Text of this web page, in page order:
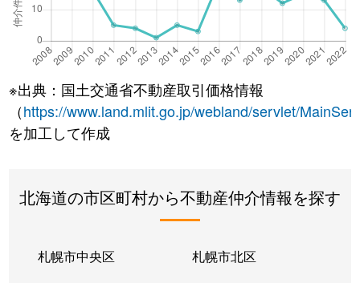
※出典：国土交通省不動産取引価格情報
（https://www.land.mlit.go.jp/webland/servlet/
を加工して作成
北海道の市区町村から不動産仲介情報を探す
札幌市中央区 札幌市北区